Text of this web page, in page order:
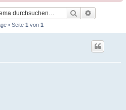
Suche
• Seite 1 von 1